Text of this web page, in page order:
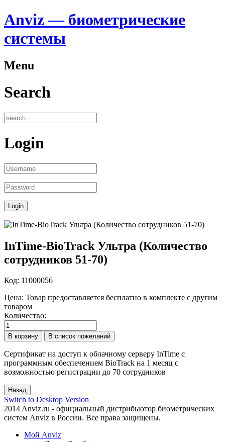
Anviz — биометрические
системы
Menu
Search
Login
InTime-BioTrack Ультра (Количество
сотрудников 51-70)
Код: 11000056
Цена: Товар предоставляется бесплатно в комплекте с другим
товаром
Количество:
Сертификат на доступ к облачному серверу InTime с
программным обеспечением BioTrack на 1 месяц с
возможностью регистрации до 70 сотрудников
Switch to Desktop Version
2014 Anviz.ru - официальный дистрибьютор биометрических
систем Anviz в России. Все права защищены.
Мой Anviz